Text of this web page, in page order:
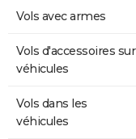
Vols avec armes
Vols d'accessoires sur
véhicules
Vols dans les
véhicules